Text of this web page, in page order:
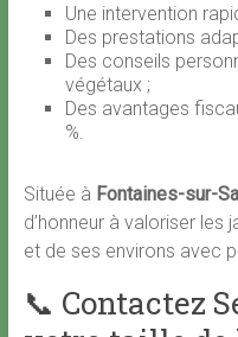
Une intervention
Des prestations
Des conseils
végétaux ;
Des avantages
%.
Située à Fontaines-sur-
d’honneur à valoriser les
et de ses environs avec
📞 Contactez